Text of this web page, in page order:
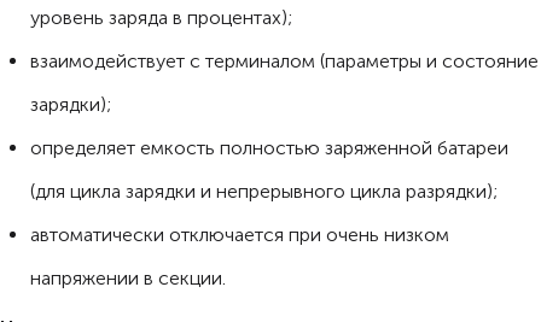
уровень заряда в процентах);
взаимодействует с терминалом (параметры и состояние
зарядки);
определяет емкость полностью заряженной батареи
(для цикла зарядки и непрерывного цикла разрядки);
автоматически отключается при очень низком
напряжении в секции.